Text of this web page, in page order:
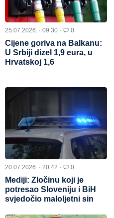
25.07.2026. · 09:30 · 0
Cijene goriva na Balkanu:
U Srbiji dizel 1,9 eura, u
Hrvatskoj 1,6
20.07.2026. · 20:42 · 0
Mediji: Zločinu koji je
potresao Sloveniju i BiH
svjedočio maloljetni sin